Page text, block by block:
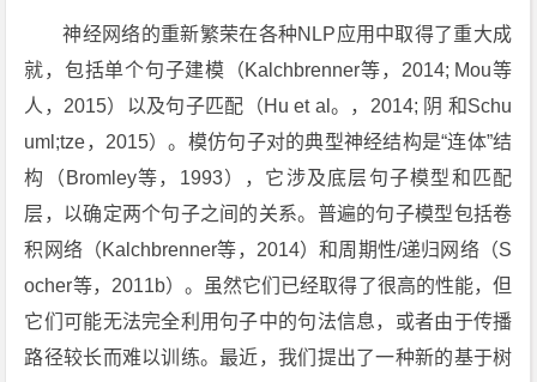
神经网络的重新繁荣在各种NLP应用中取得了重大成
就，包括单个句子建模（Kalchbrenner等，2014; Mou等
人，2015）以及句子匹配（Hu et al。，2014; 阴 和Schu
uml;tze，2015）。模仿句子对的典型神经结构是“连体”结
构（Bromley等，1993），它涉及底层句子模型和匹配
层，以确定两个句子之间的关系。普遍的句子模型包括卷
积网络（Kalchbrenner等，2014）和周期性/递归网络（S
ocher等，2011b）。虽然它们已经取得了很高的性能，但
它们可能无法完全利用句子中的句法信息，或者由于传播
路径较长而难以训练。最近，我们提出了一种新的基于树